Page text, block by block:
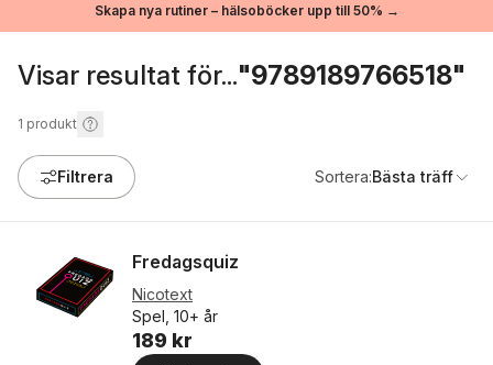
Skapa nya rutiner – hälsoböcker upp till 50% →
Visar resultat för..."9789189766518"
1 produkt
Filtrera Sortera:Bästa träff
Fredagsquiz
Nicotext
Spel, 10+ år
189 kr